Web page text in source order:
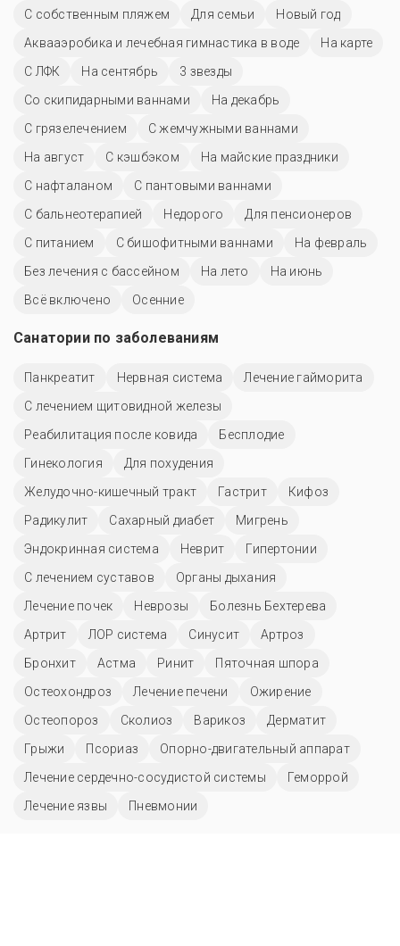
С собственным пляжем
Для семьи
Новый год
Аквааэробика и лечебная гимнастика в воде
На карте
С ЛФК
На сентябрь
3 звезды
Со скипидарными ваннами
На декабрь
С грязелечением
С жемчужными ваннами
На август
С кэшбэком
На майские праздники
С нафталаном
С пантовыми ваннами
С бальнеотерапией
Недорого
Для пенсионеров
С питанием
С бишофитными ваннами
На февраль
Без лечения с бассейном
На лето
На июнь
Всё включено
Осенние
Санатории по заболеваниям
Панкреатит Нервная система
Лечение гайморита
С лечением щитовидной железы
Реабилитация после ковида
Бесплодие
Гинекология
Для похудения
Желудочно-кишечный тракт
Гастрит
Кифоз
Радикулит
Сахарный диабет
Мигрень
Эндокринная система
Неврит
Гипертонии
С лечением суставов
Органы дыхания
Лечение почек
Неврозы
Болезнь Бехтерева
Артрит
ЛОР система Синусит
Артроз
Бронхит
Астма Ринит
Пяточная шпора
Остеохондроз
Лечение печени
Ожирение
Остеопороз
Сколиоз Варикоз
Дерматит
Грыжи
Псориаз
Опорно-двигательный аппарат
Лечение сердечно-сосудистой системы
Геморрой
Лечение язвы
Пневмонии